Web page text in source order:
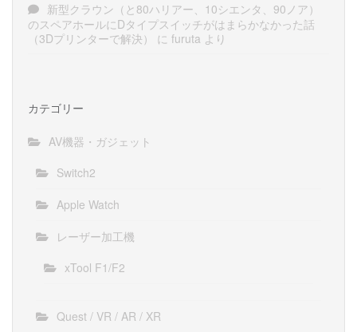
新型クラウン（と80ハリアー、10シエンタ、90ノア）
のスペアホールにDタイプスイッチがはまらかなかった話
（3Dプリンターで解決）
に furuta より
カテゴリー
AV機器・ガジェット
Switch2
Apple Watch
レーザー加工機
xTool F1/F2
Quest / VR / AR / XR